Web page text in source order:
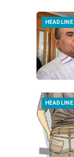
HEADLINE
HEADLINE